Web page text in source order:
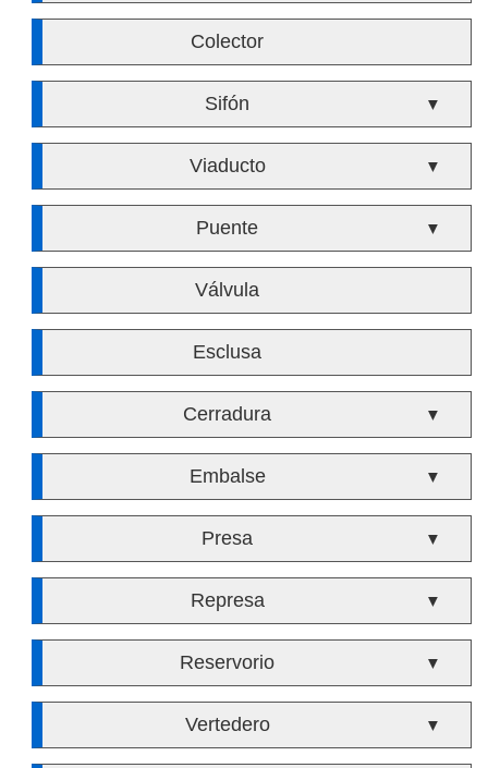
Colector
Sifón ▼
Viaducto ▼
Puente ▼
Válvula
Esclusa
Cerradura ▼
Embalse ▼
Presa ▼
Represa ▼
Reservorio ▼
Vertedero ▼